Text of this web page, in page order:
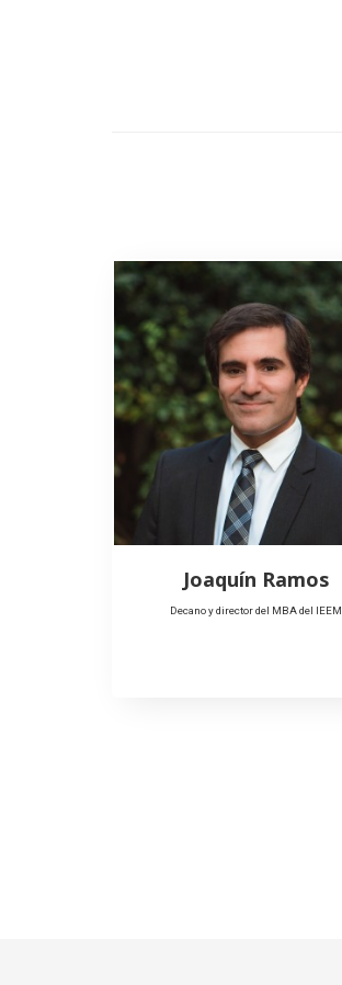
Joaquín Ramos
Decano y director del MBA del IEEM